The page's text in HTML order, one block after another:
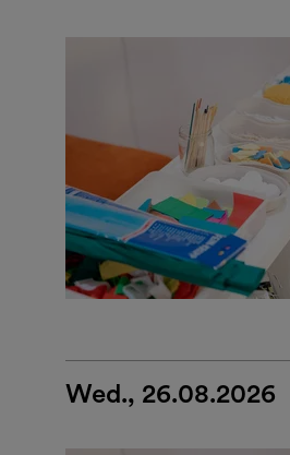
Wed., 26.08.2026